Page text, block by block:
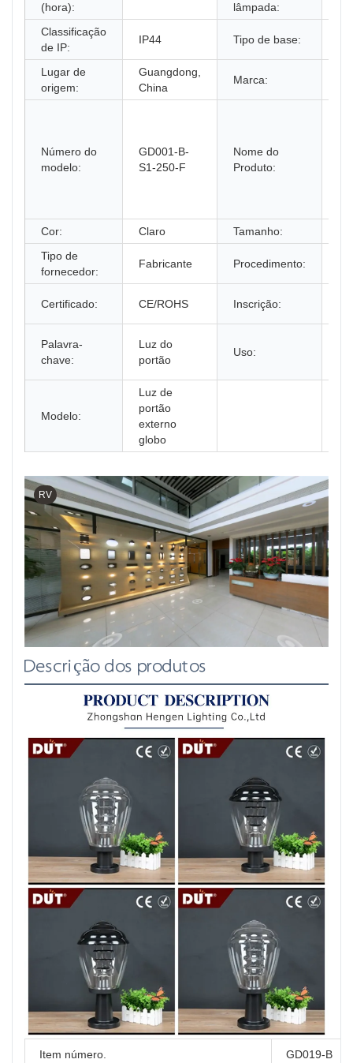
(hora):
lâmpada:
Classificação
de IP:
IP44 Tipo de base:
Lugar de
origem:
Guangdong,
China
Marca:
Número do
modelo:
GD001-B-
S1-250-F
Nome do
Produto:
Cor:
Claro Tamanho:
Tipo de
fornecedor:
Fabricante Procedimento:
Certificado: CE/ROHS Inscrição:
Palavra-
chave:
Luz do
portão
Uso:
Modelo:
Luz de
portão
externo
globo
RV
Descrição dos produtos
Item número. GD019-B